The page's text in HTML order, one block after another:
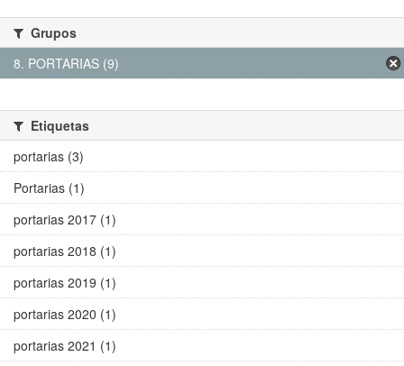
Grupos
8. PORTARIAS (9)
Etiquetas
portarias (3)
Portarias (1)
portarias 2017 (1)
portarias 2018 (1)
portarias 2019 (1)
portarias 2020 (1)
portarias 2021 (1)